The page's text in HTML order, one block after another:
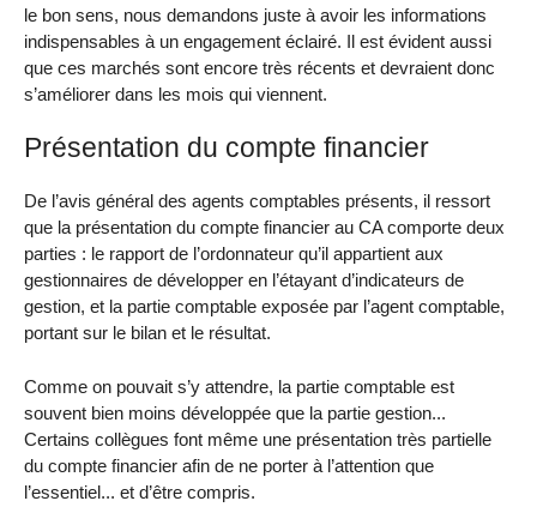
le bon sens, nous demandons juste à avoir les informations
indispensables à un engagement éclairé. Il est évident aussi
que ces marchés sont encore très récents et devraient donc
s’améliorer dans les mois qui viennent.
Présentation du compte financier
De l’avis général des agents comptables présents, il ressort
que la présentation du compte financier au CA comporte deux
parties : le rapport de l’ordonnateur qu’il appartient aux
gestionnaires de développer en l’étayant d’indicateurs de
gestion, et la partie comptable exposée par l’agent comptable,
portant sur le bilan et le résultat.
Comme on pouvait s’y attendre, la partie comptable est
souvent bien moins développée que la partie gestion...
Certains collègues font même une présentation très partielle
du compte financier afin de ne porter à l’attention que
l’essentiel... et d’être compris.